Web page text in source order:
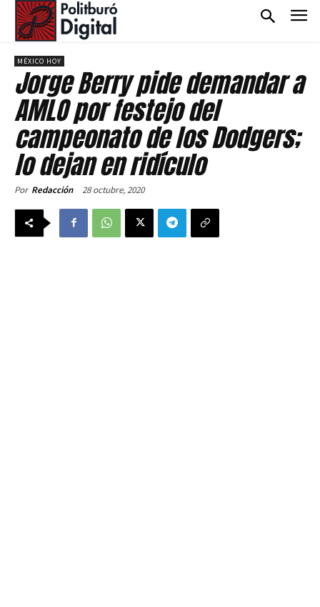
MÉXICO HOY
Jorge Berry pide demandar a
AMLO por festejo del
campeonato de los Dodgers;
lo dejan en ridículo
Por Redacción 28 octubre, 2020